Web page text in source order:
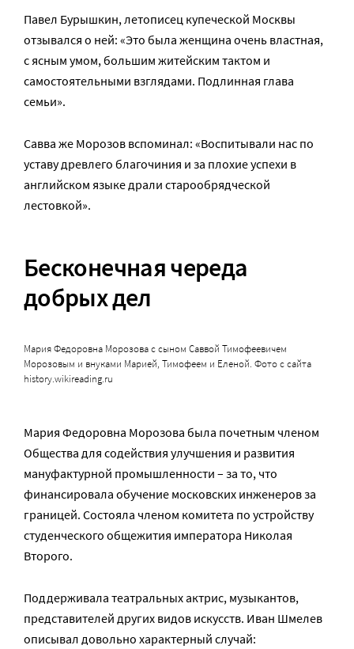
Павел Бурышкин, летописец купеческой Москвы
отзывался о ней: «Это была женщина очень властная,
с ясным умом, большим житейским тактом и
самостоятельными взглядами. Подлинная глава
семьи».
Савва же Морозов вспоминал: «Воспитывали нас по
уставу древлего благочиния и за плохие успехи в
английском языке драли старообрядческой
лестовкой».
Бесконечная череда
добрых дел
Мария Федоровна Морозова с сыном Саввой Тимофеевичем
Морозовым и внуками Марией, Тимофеем и Еленой. Фото с сайта
history.wikireading.ru
Мария Федоровна Морозова была почетным членом
Общества для содействия улучшения и развития
мануфактурной промышленности – за то, что
финансировала обучение московских инженеров за
границей. Состояла членом комитета по устройству
студенческого общежития императора Николая
Второго.
Поддерживала театральных актрис, музыкантов,
представителей других видов искусств. Иван Шмелев
описывал довольно характерный случай: